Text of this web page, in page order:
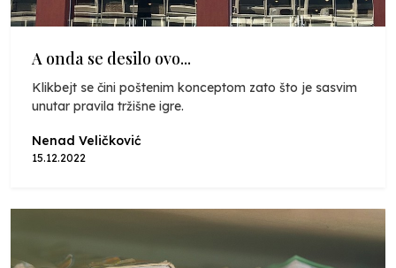
A onda se desilo ovo...
Klikbejt se čini poštenim konceptom zato što je sasvim
unutar pravila tržišne igre.
Nenad Veličković
15.12.2022